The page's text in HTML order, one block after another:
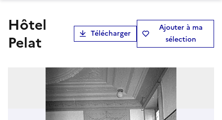
hôtel
Pelat
Télécharger
Ajouter à ma
sélection